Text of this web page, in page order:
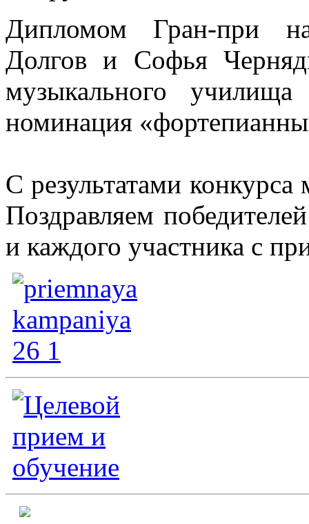
Дипломом Гран-при
Долгов и Софья
музыкального
номинация
С результатами
Поздравляем
и каждого участника с